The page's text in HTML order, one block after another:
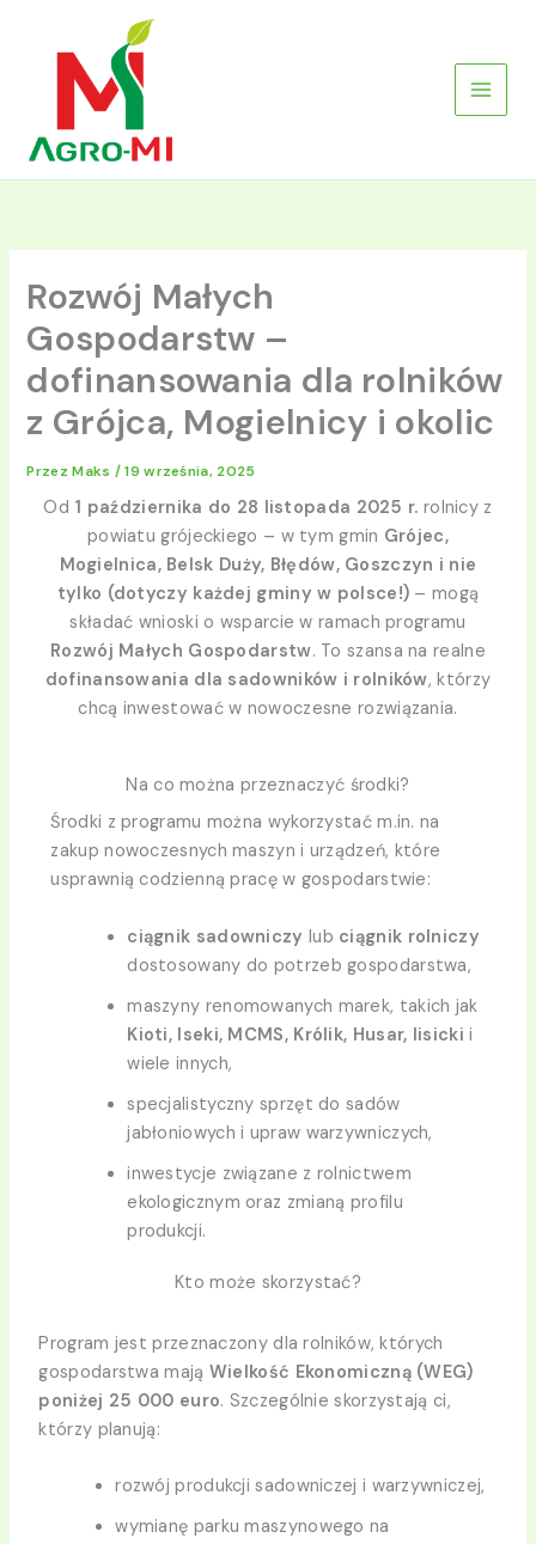
Rozwój Małych
Gospodarstw –
dofinansowania dla rolników
z Grójca, Mogielnicy i okolic
PrzezMaks /19 września, 2025
Od 1 października do 28 listopada 2025 r. rolnicy z
powiatu grójeckiego – w tym gmin Grójec,
Mogielnica, Belsk Duży, Błędów, Goszczyn i nie
tylko (dotyczy każdej gminy w polsce!) – mogą
składać wnioski o wsparcie w ramach programu
Rozwój Małych Gospodarstw. To szansa na realne
dofinansowania dla sadowników i rolników, którzy
chcą inwestować w nowoczesne rozwiązania.
Na co można przeznaczyć środki?
Środki z programu można wykorzystać m.in. na
zakup nowoczesnych maszyn i urządzeń, które
usprawnią codzienną pracę w gospodarstwie:
ciągnik sadowniczy lub ciągnik rolniczy
dostosowany do potrzeb gospodarstwa,
maszyny renomowanych marek, takich jak
Kioti, Iseki, MCMS, Królik, Husar, lisickii
wiele innych,
specjalistyczny sprzęt do sadów
jabłoniowych i upraw warzywniczych,
inwestycje związane z rolnictwem
ekologicznym oraz zmianą profilu
produkcji.
Kto może skorzystać?
Program jest przeznaczony dla rolników, których
gospodarstwa mają Wielkość Ekonomiczną (WEG)
poniżej 25 000 euro. Szczególnie skorzystają ci,
którzy planują:
rozwój produkcji sadowniczej i warzywniczej,
wymianę parku maszynowego na